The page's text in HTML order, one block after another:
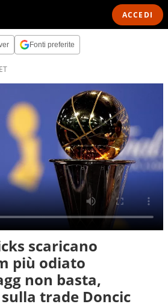
ACCEDI
Fonti preferite
scaricano
più odiato
non basta,
trade Doncic